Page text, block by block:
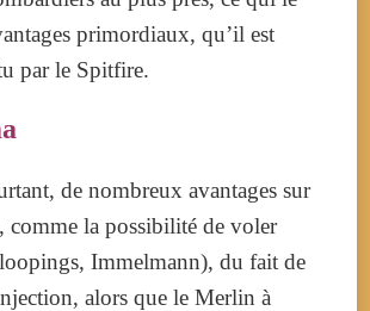
primordiaux, qu’il est
par le Spitfire.
de nombreux avantages sur
comme la possibilité de voler
Immelmann), du fait de
alors que le Merlin à